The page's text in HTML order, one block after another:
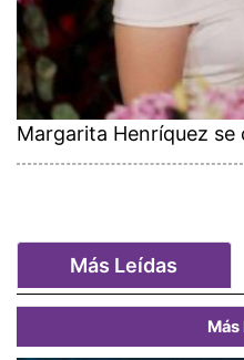
Margarita Henríquez se
Más Leídas